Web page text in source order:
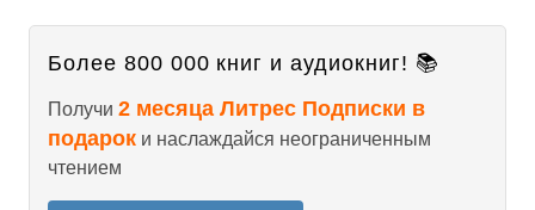
Более 800 000 книг и аудиокниг! 📚
Получи 2 месяца Литрес Подписки в
подарок и наслаждайся неограниченным
чтением